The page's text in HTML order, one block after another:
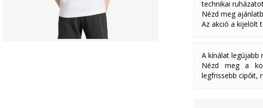
technikai
Nézd meg
Az akció a kijelölt
A kínálat legújabb
Nézd meg a
legfrissebb cipőit,